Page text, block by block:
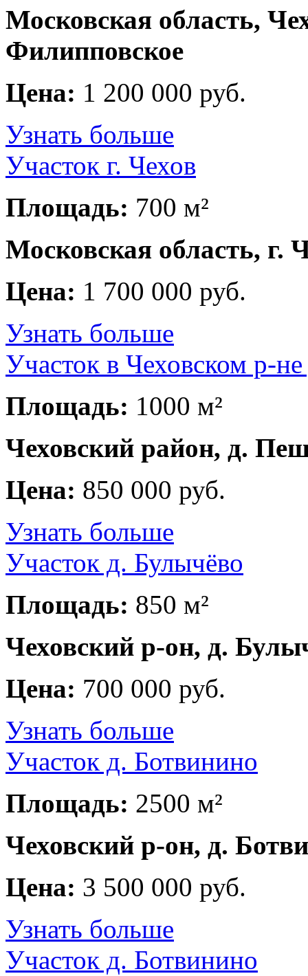
Московская область,
Филипповское
Цена: 1 200 000 руб.
Узнать больше
Участок г. Чехов
Площадь: 700 м²
Московская область, г.
Цена: 1 700 000 руб.
Узнать больше
Участок в Чеховском р-
Площадь: 1000 м²
Чеховский район, д.
Цена: 850 000 руб.
Узнать больше
Участок д. Булычёво
Площадь: 850 м²
Чеховский р-он, д.
Цена: 700 000 руб.
Узнать больше
Участок д. Ботвинино
Площадь: 2500 м²
Чеховский р-он, д.
Цена: 3 500 000 руб.
Узнать больше
Участок д. Ботвинино